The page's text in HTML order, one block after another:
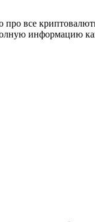
про все
информацию